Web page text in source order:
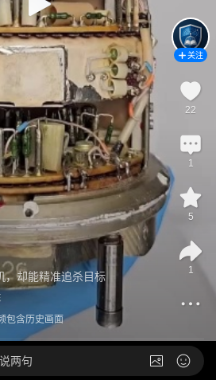
，却能精准追杀目标
包含历史画面
关注
22
1
5
1
两句